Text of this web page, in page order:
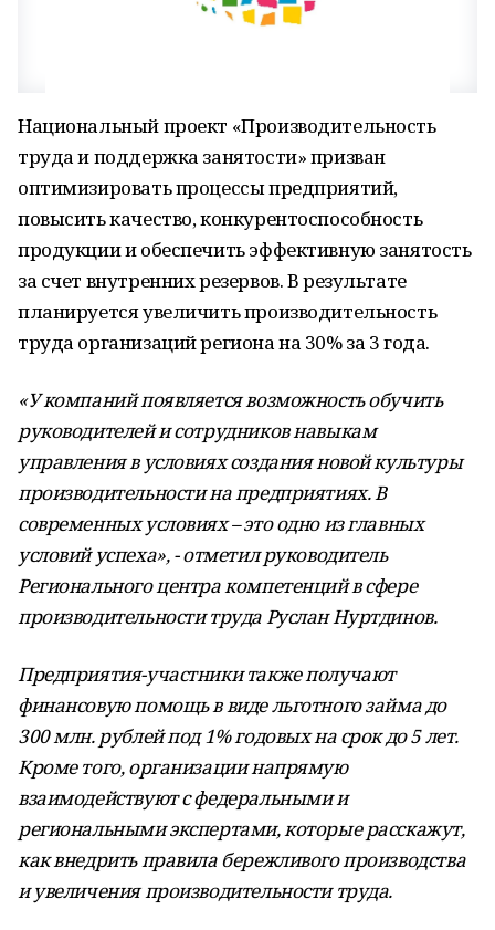
Национальный проект «Производительность
труда и поддержка занятости» призван
оптимизировать процессы предприятий,
повысить качество, конкурентоспособность
продукции и обеспечить эффективную занятость
за счет внутренних резервов. В результате
планируется увеличить производительность
труда организаций региона на 30% за 3 года.
«У компаний появляется возможность обучить
руководителей и сотрудников навыкам
управления в условиях создания новой культуры
производительности на предприятиях. В
современных условиях – это одно из главных
условий успеха», - отметил руководитель
Регионального центра компетенций в сфере
производительности труда Руслан Нуртдинов.
Предприятия-участники также получают
финансовую помощь в виде льготного займа до
300 млн. рублей под 1% годовых на срок до 5 лет.
Кроме того, организации напрямую
взаимодействуют с федеральными и
региональными экспертами, которые расскажут,
как внедрить правила бережливого производства
и увеличения производительности труда.